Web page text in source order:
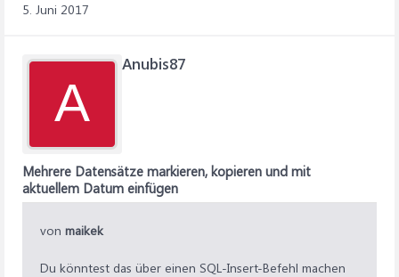
5. Juni 2017
A
Anubis87
Mehrere Datensätze markieren, kopieren und mit
aktuellem Datum einfügen
von maikek
Du könntest das über einen SQL-Insert-Befehl machen